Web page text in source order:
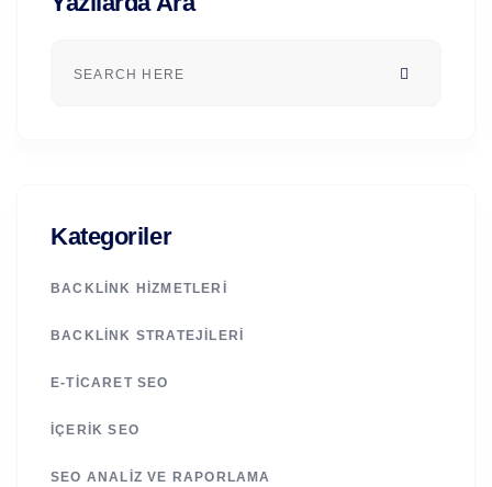
Kategoriler
BACKLINK HIZMETLERI
BACKLINK STRATEJILERI
E-TICARET SEO
İÇERIK SEO
SEO ANALIZ VE RAPORLAMA